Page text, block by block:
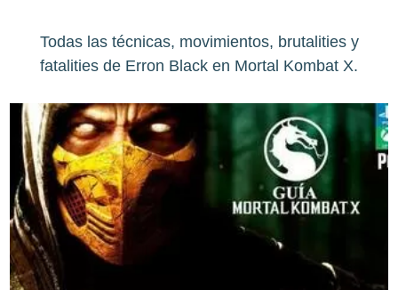
Todas las técnicas, movimientos, brutalities y
fatalities de Erron Black en Mortal Kombat X.